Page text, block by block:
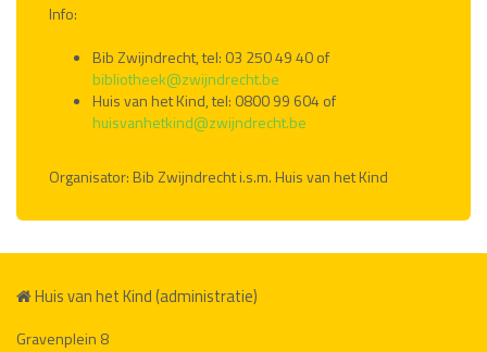
Info:
Bib Zwijndrecht, tel: 03 250 49 40 of
bibliotheek@zwijndrecht.be
Huis van het Kind, tel: 0800 99 604 of
huisvanhetkind@zwijndrecht.be
Organisator: Bib Zwijndrecht i.s.m. Huis van het Kind
Huis van het Kind (administratie)
Gravenplein 8